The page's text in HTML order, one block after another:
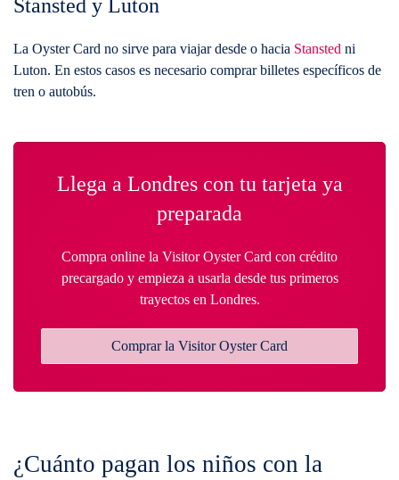
Stansted y Luton
La Oyster Card no sirve para viajar desde o hacia Stansted ni
Luton. En estos casos es necesario comprar billetes específicos de
tren o autobús.
Llega a Londres con tu tarjeta ya
preparada
Compra online la Visitor Oyster Card con crédito
precargado y empieza a usarla desde tus primeros
trayectos en Londres.
Comprar la Visitor Oyster Card
¿Cuánto pagan los niños con la